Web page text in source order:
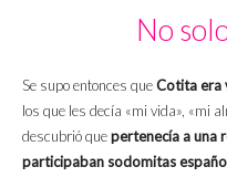
No
Se supo entonces queCotita era
los que les decía «mi vida», «mi
descubrió quepertenecía a una
participaban sodomitas